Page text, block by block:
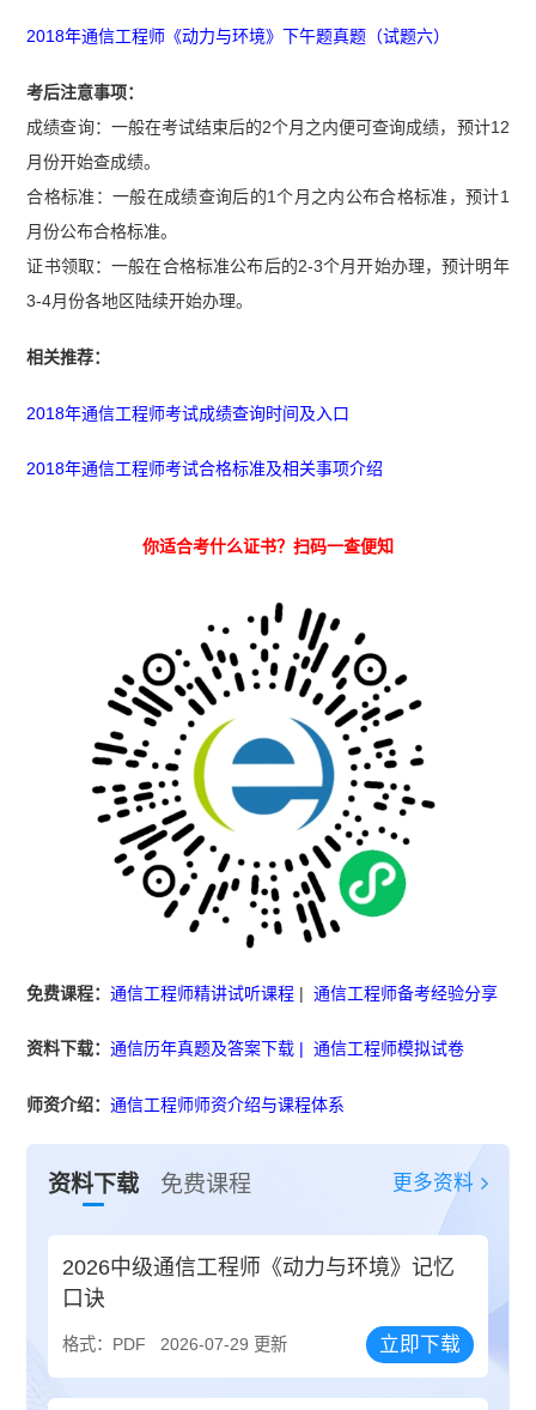
2018年通信工程师《动力与环境》下午题真题（试题六）
考后注意事项：
成绩查询：一般在考试结束后的2个月之内便可查询成绩，预计12
月份开始查成绩。
合格标准：一般在成绩查询后的1个月之内公布合格标准，预计1
月份公布合格标准。
证书领取：一般在合格标准公布后的2-3个月开始办理，预计明年
3-4月份各地区陆续开始办理。
相关推荐：
2018年通信工程师考试成绩查询时间及入口
2018年通信工程师考试合格标准及相关事项介绍
你适合考什么证书？扫码一查便知
免费课程：通信工程师精讲试听课程 |通信工程师备考经验分享
资料下载：通信历年真题及答案下载 |通信工程师模拟试卷
师资介绍：通信工程师师资介绍与课程体系
资料下载 免费课程 更多资料
2026中级通信工程师《动力与环境》记忆
口诀
格式：PDF 2026-07-29 更新 立即下载